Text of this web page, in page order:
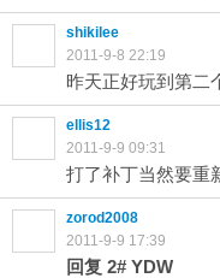
shikilee
2011-9-8 22:19
昨天正好玩到第二
ellis12
2011-9-9 09:31
打了补丁当然要重
zorod2008
2011-9-9 17:39
回复 2# YDW